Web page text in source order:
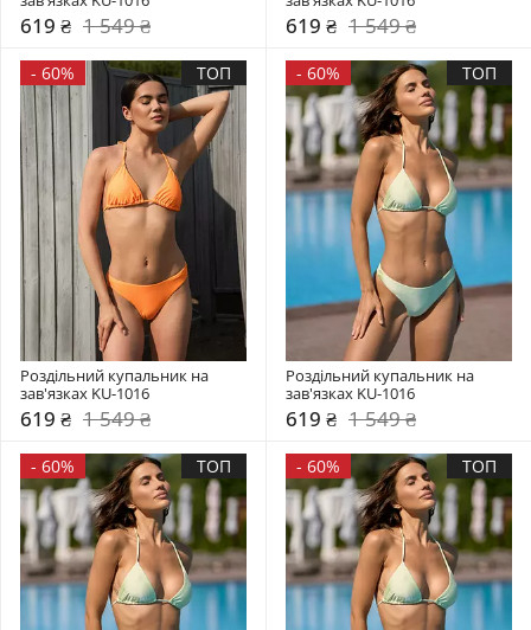
619 ₴ 1 549 ₴ 619 ₴ 1 549 ₴
- 60% ТОП
Роздільний купальник на
зав'язках KU-1016
619 ₴ 1 549 ₴
- 60% ТОП
Роздільний купальник на
зав'язках KU-1016
619 ₴ 1 549 ₴
- 60% ТОП - 60% ТОП